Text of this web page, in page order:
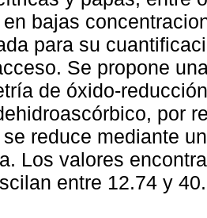
bajas
para su
Se propone
de óxido-
por
reduce mediante
Los valores
entre 12.74 y